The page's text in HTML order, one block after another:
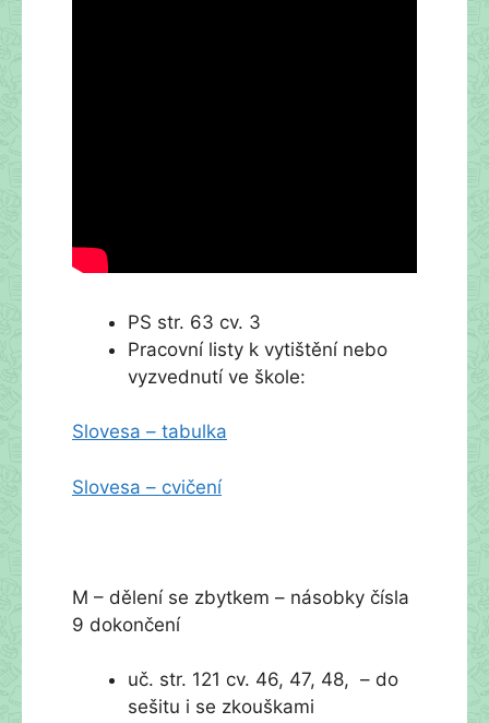
PS str. 63 cv. 3
Pracovní listy k vytištění nebo
vyzvednutí ve škole:
Slovesa – tabulka
Slovesa – cvičení
M – dělení se zbytkem – násobky čísla
9 dokončení
uč. str. 121 cv. 46, 47, 48, – do
sešitu i se zkouškami